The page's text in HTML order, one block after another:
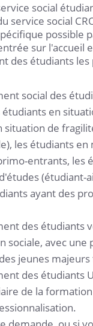
social
service social
possible
sur l'accueil
des étudiants les
social des
en
situation de
les étudiants en
entrants, les
(étudiant-
ayant des
des étudiants
sociale, avec une
jeunes majeurs
des étudiants
de la